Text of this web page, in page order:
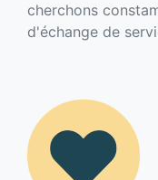
cherchons
d'échange de